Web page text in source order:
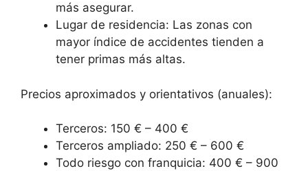
más asegurar.
Lugar de residencia: Las zonas con
mayor índice de accidentes tienden a
tener primas más altas.
Precios aproximados y orientativos (anuales):
Terceros: 150 € – 400 €
Terceros ampliado: 250 € – 600 €
Todo riesgo con franquicia: 400 € – 900